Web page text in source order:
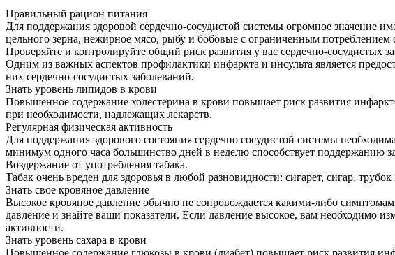
Правильный рацион питания
Для поддержания здоровой сердечно-сосудистой системы огромное
цельного зерна, нежирное мясо, рыбу и бобовые с ограниченным потреблением
Проверяйте и контролируйте общий риск развития у вас сердечно-сосудистых
Одним из важных аспектов профилактики инфаркта и инсульта является
них сердечно-сосудистых заболеваний.
Знать уровень липидов в крови
Повышенное содержание холестерина в крови повышает риск развития
при необходимости, надлежащих лекарств.
Регулярная физическая активность
Для поддержания здорового состояния сердечно сосудистой системы
минимум одного часа большинство дней в неделю способствует поддержанию
Воздержание от употребления табака.
Табак очень вреден для здоровья в любой разновидности: сигарет, сигар,
Знать свое кровяное давление
Высокое кровяное давление обычно не сопровождается какими-либо
давление и знайте ваши показатели. Если давление высокое, вам необходимо
активности.
Знать уровень сахара в крови
Повышенное содержание глюкозы в крови (диабет) повышает риск развития